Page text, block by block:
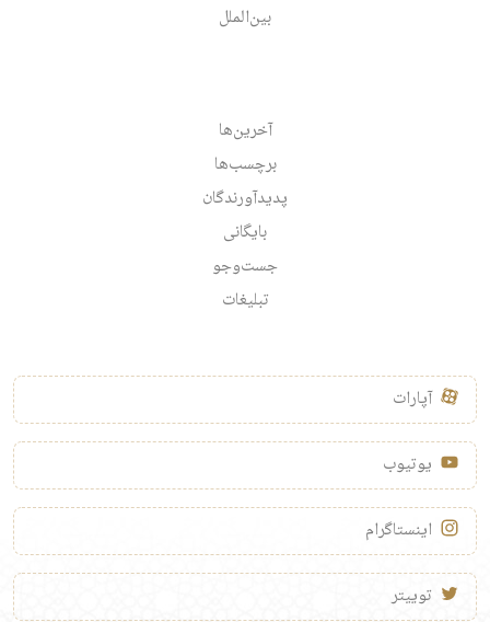
بین‌الملل
آخرین‌ها
برچسب‌ها
پدیدآورندگان
بایگانی
جست‌وجو
تبلیغات
آپارات
یوتیوب
اینستاگرام
توییتر